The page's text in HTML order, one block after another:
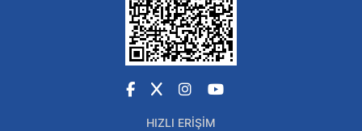
Facebook
X Instagram
YouTube
HIZLI ERIŞIM